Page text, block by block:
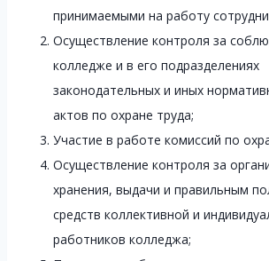
принимаемыми на работу
Осуществление контроля за
колледже и в его подразделениях
законодательных и иных
актов по охране труда;
Участие в работе комиссий по
Осуществление контроля за
хранения, выдачи и правильным
средств коллективной и
работников колледжа;